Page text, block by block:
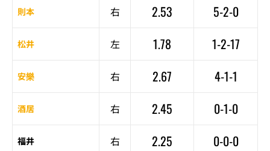
則本 右 2.53 5-2-0
松井 左 1.78 1-2-17
安樂 右 2.67 4-1-1
酒居 右 2.45 0-1-0
福井 右 2.25 0-0-0